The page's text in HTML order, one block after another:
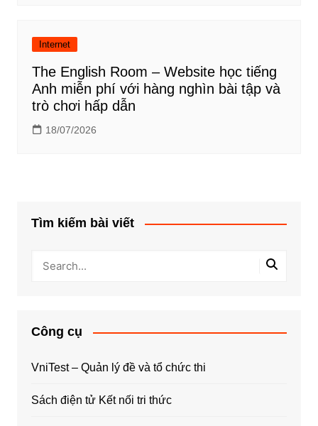
Internet
The English Room – Website học tiếng
Anh miễn phí với hàng nghìn bài tập và
trò chơi hấp dẫn
18/07/2026
Tìm kiếm bài viết
Công cụ
VniTest – Quản lý đề và tổ chức thi
Sách điện tử Kết nối tri thức